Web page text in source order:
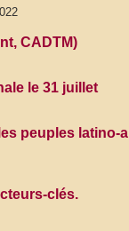
CADTM)
le 31 juillet
peuples
clés.